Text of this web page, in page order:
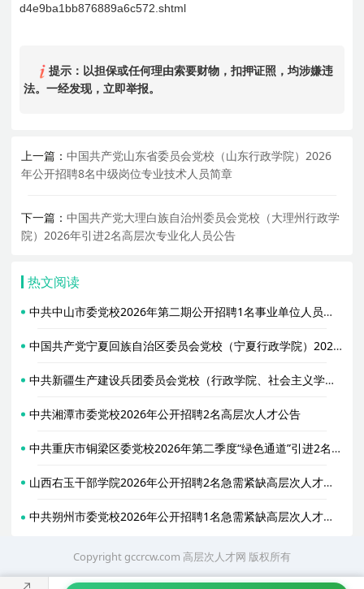
d4e9ba1bb876889a6c572.shtml
提示：以担保或任何理由索要财物，扣押证照，均涉嫌违
法。一经发现，立即举报。
上一篇：中国共产党山东省委员会党校（山东行政学院）2026
年公开招聘8名中级岗位专业技术人员简章
下一篇：中国共产党大理白族自治州委员会党校（大理州行政学
院）2026年引进2名高层次专业化人员公告
热文阅读
中共中山市委党校2026年第二期公开招聘1名事业单位人员公告
中国共产党宁夏回族自治区委员会党校（宁夏行政学院）2026年预引进3名优秀在读博士人员公告
中共新疆生产建设兵团委员会党校（行政学院、社会主义学院、中华文化学院）2026年上半年引进5名高层次人才
中共湘潭市委党校2026年公开招聘2名高层次人才公告
中共重庆市铜梁区委党校2026年第二季度“绿色通道”引进2名高层次人才公告
山西右玉干部学院2026年公开招聘2名急需紧缺高层次人才公告
中共朔州市委党校2026年公开招聘1名急需紧缺高层次人才公告
Copyright gccrcw.com 高层次人才网 版权所有